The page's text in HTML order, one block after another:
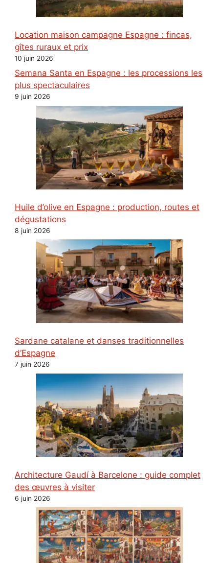
Location maison campagne Espagne : fincas,
gîtes ruraux et prix
10 juin 2026
Semana Santa en Espagne : les processions les
plus spectaculaires
9 juin 2026
Huile d’olive en Espagne : production, routes et
dégustations
8 juin 2026
Sardane catalane et danses traditionnelles
d’Espagne
7 juin 2026
Architecture Gaudí à Barcelone : guide complet
des œuvres à visiter
6 juin 2026